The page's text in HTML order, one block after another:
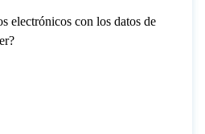
electrónicos con los datos de